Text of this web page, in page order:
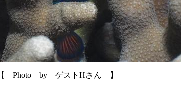
【 Photo by ゲストHさん 】